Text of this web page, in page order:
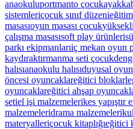
anaokuluportmanto çocuk
sistemleriçocuk sınıf düzenieğitim
masasıoyun masası çocuk
çalışma masasısoft play ürünleri
parkı ekipmanlarıiç mekan oyun
kaydıraktırmanma seti çocuk
halısıanaokulu halısıduyusal
öncesi oyuncaklareğitici bloklar
oyuncaklareğitici ahşap
setiel işi malzemelerikes yapıştır
malzemeleridrama malzemeleri
materyalleriçocuk kitaplığıeğitici